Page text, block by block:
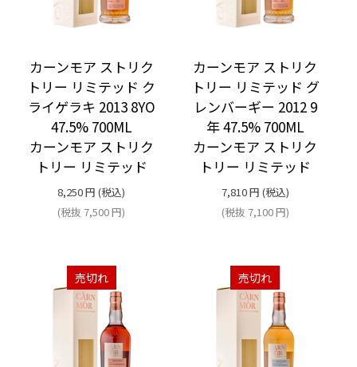
カーンモア ストリク
トリー リミテッド ク
ライゲラキ 2013 8YO
47.5% 700ML
カーンモア ストリク
トリー リミテッド
8,250円 (税込)
(税抜 7,500円)
カーンモア ストリク
トリー リミテッド グ
レンバーギー 2012 9
年 47.5% 700ML
カーンモア ストリク
トリー リミテッド
7,810円 (税込)
(税抜 7,100円)
売切れ 売切れ